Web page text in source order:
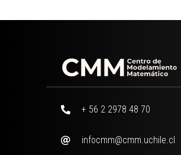
+ 56 2 2978 48 70
infocmm@cmm.uchile.cl